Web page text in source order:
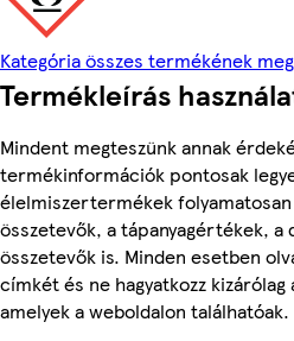
Kategória összes termékének
Termékleírás
Mindent megteszünk annak
termékinformációk pontosak
élelmiszertermékek folyamatosan
összetevők, a tápanyagértékek, a
összetevők is. Minden esetben
címkét és ne hagyatkozz
amelyek a weboldalon találhatóak.